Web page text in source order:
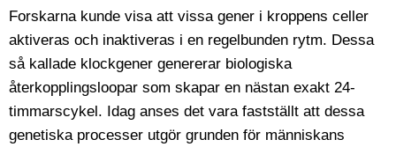
Forskarna kunde visa att vissa gener i kroppens celler
aktiveras och inaktiveras i en regelbunden rytm. Dessa
så kallade klockgener genererar biologiska
återkopplingsloopar som skapar en nästan exakt 24-
timmarscykel. Idag anses det vara fastställt att dessa
genetiska processer utgör grunden för människans